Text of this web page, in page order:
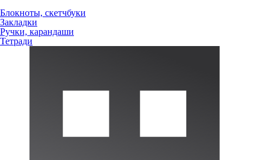
Блокноты, скетчбуки
Закладки
Ручки, карандаши
Тетради